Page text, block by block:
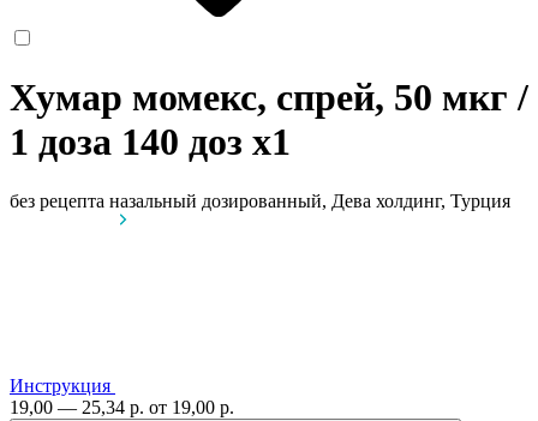
Хумар момекс, спрей, 50 мкг /
1 доза 140 доз x1
без рецепта назальный дозированный, Дева холдинг, Турция
Инструкция
19,00 — 25,34 р. от 19,00 р.